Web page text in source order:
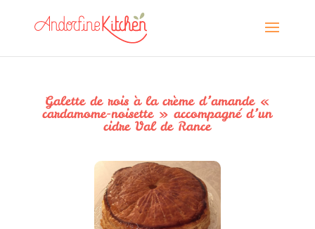
Galette de rois à la crème d’amande «
cardamome-noisette » accompagné d’un
cidre Val de Rance